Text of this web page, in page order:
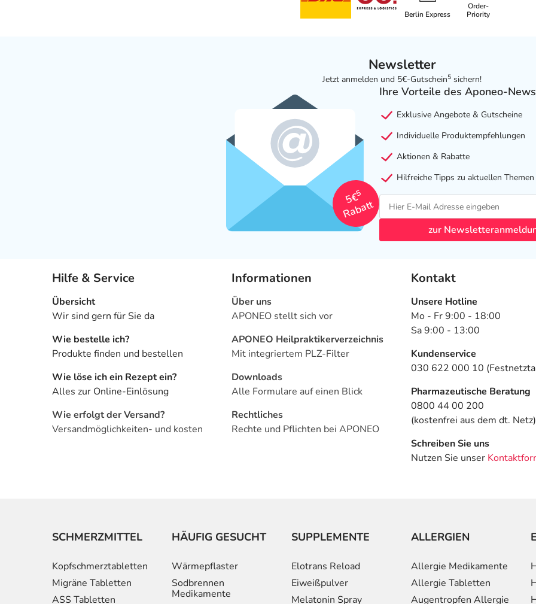
Berlin Express
Order-
Priority
Newsletter
Jetzt anmelden und 5€-Gutschein5 sichern!
5€
5
Rabatt
Ihre Vorteile des Aponeo-
Exklusive Angebote & Gutscheine
Individuelle Produktempfehlungen
Aktionen & Rabatte
Hilfreiche Tipps zu aktuellen Themen
zur
Hilfe & Service
Übersicht
Wir sind gern für Sie da
Wie bestelle ich?
Produkte finden und bestellen
Wie löse ich ein Rezept ein?
Alles zur Online-Einlösung
Wie erfolgt der Versand?
Versandmöglichkeiten- und kosten
Informationen
Über uns
APONEO stellt sich vor
APONEO Heilpraktikerverzeichnis
Mit integriertem PLZ-Filter
Downloads
Alle Formulare auf einen Blick
Rechtliches
Rechte und Pflichten bei APONEO
Kontakt
Unsere Hotline
Mo - Fr 9:00 - 18:00
Sa 9:00 - 13:00
Kundenservice
030 622 000 10
Pharmazeutische Beratung
0800 44 00 200
(kostenfrei aus dem dt. Netz)
Schreiben Sie uns
Nutzen Sie unser
SCHMERZMITTEL
Kopfschmerztabletten
Migräne Tabletten
ASS Tabletten
HÄUFIG GESUCHT
Wärmepflaster
Sodbrennen
Medikamente
SUPPLEMENTE
Elotrans Reload
Eiweißpulver
Melatonin Spray
ALLERGIEN
Allergie Medikamente
Allergie Tabletten
Augentropfen Allergie